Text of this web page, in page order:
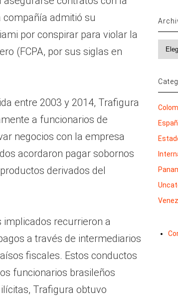
admitió su
por conspirar para violar la
(FCPA, por sus siglas en
entre 2003 y 2014, Trafigura
a funcionarios de
negocios con la empresa
acordaron pagar sobornos
derivados del
recurrieron a
a través de intermediarios
fiscales. Estos conductos
funcionarios brasileños
Trafigura obtuvo